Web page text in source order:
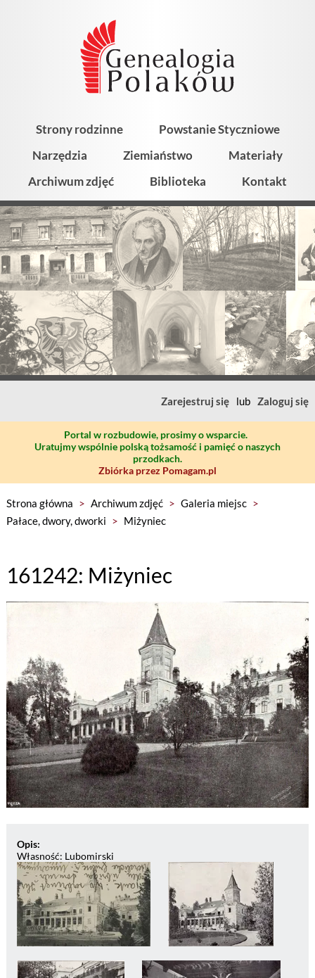
Strony rodzinne
Powstanie Styczniowe
Narzędzia
Ziemiaństwo
Materiały
Archiwum zdjęć
Biblioteka Kontakt
Zarejestruj się lub Zaloguj się
Portal w rozbudowie, prosimy o wsparcie.
Uratujmy wspólnie polską tożsamość i pamięć o naszych
przodkach.
Zbiórka przez Pomagam.pl
Strona główna > Archiwum zdjęć > Galeria miejsc >
Pałace, dwory, dworki > Miżyniec
161242: Miżyniec
Opis:
Własność: Lubomirski